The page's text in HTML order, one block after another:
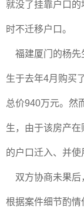
就没了挂靠户口
时不迁移户口。
福建厦门的杨先
生于去年4月购买
总价940万元。然
生，由于该房产
的户口迁入、并使
双方协商未果后
根据案件细节酌